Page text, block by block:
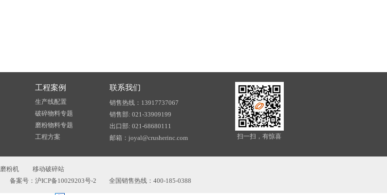
工程案例
生产线配置
破碎物料专题
磨粉物料专题
工程方案
联系我们
销售热线：13917737067
销售部: 021-33909199
出口部: 021-68680111
邮箱：joyal@crusherinc.com
扫一扫，有惊喜
磨粉机
移动破碎站
备案号：沪ICP备10029203号-2 全国销售热线：400-185-0388